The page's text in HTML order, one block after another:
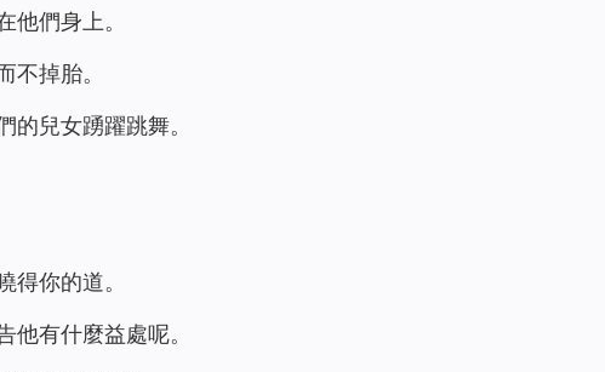
他們身上。
不掉胎。
的兒女踴躍跳舞。
得你的道。
他有什麼益處呢。